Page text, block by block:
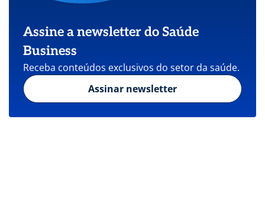
Assine a newsletter do Saúde
Business
Receba conteúdos exclusivos do setor da saúde.
Assinar newsletter